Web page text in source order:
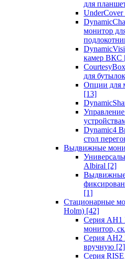
для
монитор
камер ВКС
для
Опции для
[13]
Dynamic4
стол
Выдвижные
Albiral [2]
[1]
Стационарные
Holm) [42]
Серия
монитор,
Серия AH2
вручную [2]
Серия